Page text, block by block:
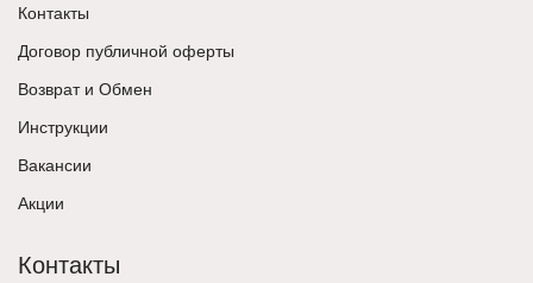
Контакты
Договор публичной оферты
Возврат и Обмен
Инструкции
Вакансии
Акции
Контакты